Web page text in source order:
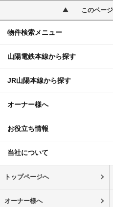
このペー
物件検索メニュー
山陽電鉄本線から探す
JR山陽本線から探す
オーナー様へ
お役立ち情報
当社について
トップページへ
オーナー様へ